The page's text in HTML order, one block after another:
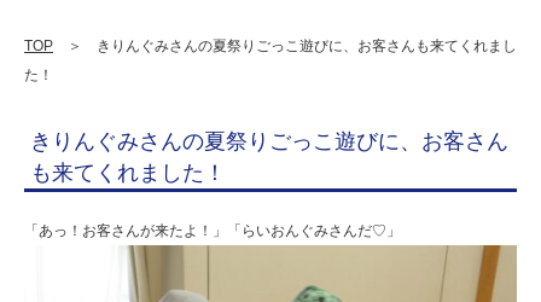
遊
に、
さ
TOP ＞ きりんぐみさんの夏祭りごっこ遊びに、お客さんも来てくれまし
た！
きりんぐみさんの夏祭りごっこ遊びに、お客さん
も来てくれました！
「あっ！お客さんが来たよ！」「らいおんぐみさんだ♡」